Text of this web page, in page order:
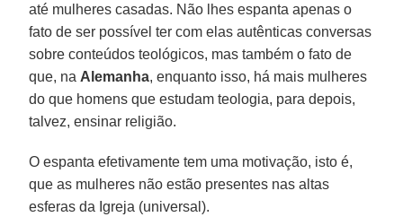
até mulheres casadas. Não lhes espanta apenas o
fato de ser possível ter com elas autênticas conversas
sobre conteúdos teológicos, mas também o fato de
que, na Alemanha, enquanto isso, há mais mulheres
do que homens que estudam teologia, para depois,
talvez, ensinar religião.
O espanta efetivamente tem uma motivação, isto é,
que as mulheres não estão presentes nas altas
esferas da Igreja (universal).